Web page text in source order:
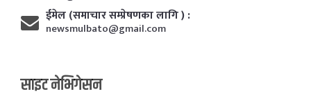
ईमेल (समाचार सम्प्रेषणका लागि ) :
newsmulbato@gmail.com
साइट नेभिगेसन